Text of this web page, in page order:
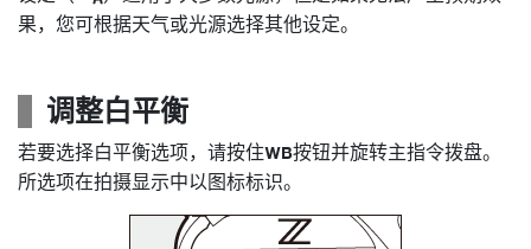
果，您可根据天气或光源选择其他设定。
调整白平衡
若要选择白平衡选项，请按住U按钮并旋转主指令拨盘。
所选项在拍摄显示中以图标标识。